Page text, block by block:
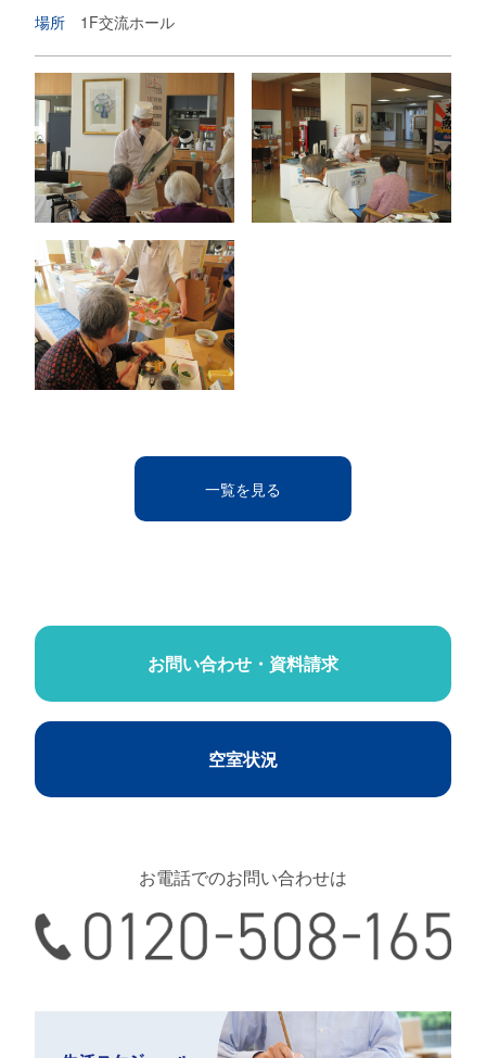
場所
1F交流ホール
一覧を見る
お問い合わせ・資料請求
空室状況
お電話でのお問い合わせは
0120-508-165